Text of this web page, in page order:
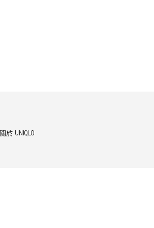
關於 UNIQLO